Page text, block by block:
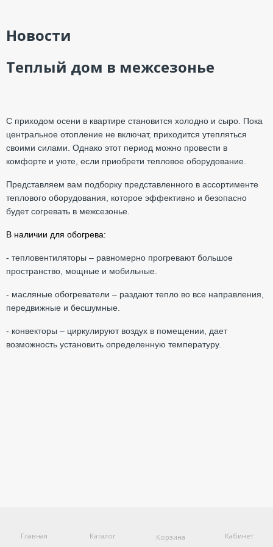
Новости
Теплый дом в межсезонье
С приходом осени в квартире становится холодно и сыро. Пока
центральное отопление не включат, приходится утепляться
своими силами. Однако этот период можно провести в
комфорте и уюте, если приобрети тепловое оборудование.
Представляем вам подборку представленного в ассортименте
теплового оборудования, которое эффективно и безопасно
будет согревать в межсезонье.
В наличии для обогрева:
- тепловентиляторы – равномерно прогревают большое
пространство, мощные и мобильные.
- масляные обогреватели – раздают тепло во все направления,
передвижные и бесшумные.
- конвекторы – циркулируют воздух в помещении, дает
возможность установить определенную температуру.
Главная Каталог Корзина Кабинет